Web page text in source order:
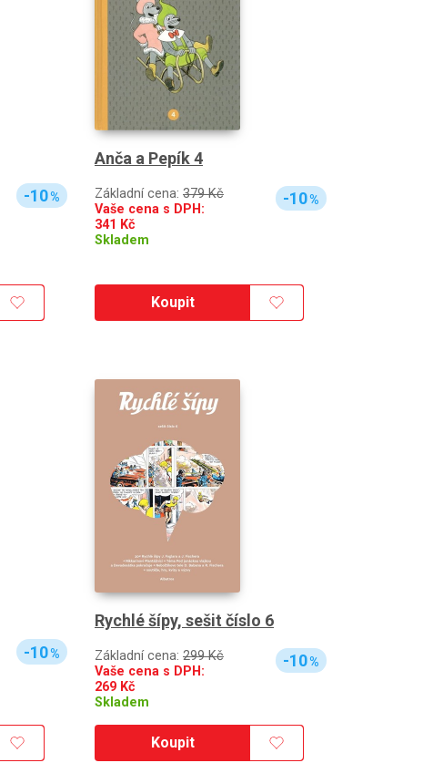
-10%
Anča a Pepík 4
Základní cena: 379 Kč
Vaše cena s DPH:
341 Kč
Skladem
-10%
Koupit
-10%
Rychlé šípy, sešit číslo 6
Základní cena: 299 Kč
Vaše cena s DPH:
269 Kč
Skladem
-10%
Koupit